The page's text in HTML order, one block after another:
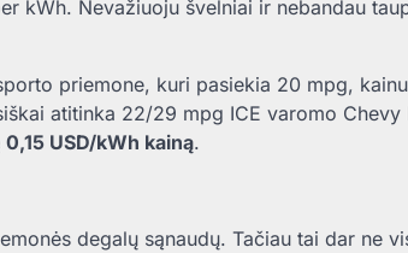
kWh. Nevažiuoju švelniai ir nebandau
priemone, kuri pasiekia 20 mpg,
atitinka 22/29 mpg ICE varomo Chevy
USD/kWh kainą.
degalų sąnaudų. Tačiau tai dar ne